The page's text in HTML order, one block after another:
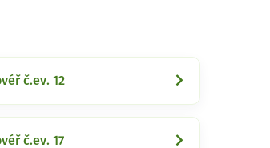
č.ev. 12
č.ev. 17